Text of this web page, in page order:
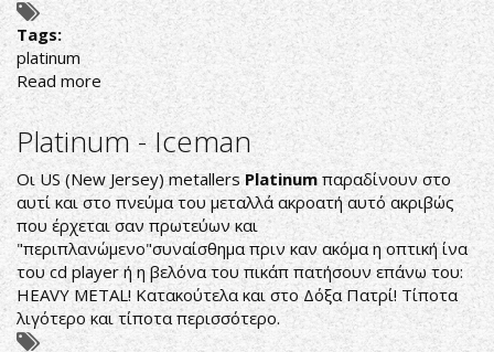
Tags:
platinum
Read more about
Platinum
"Vanitas"
Platinum - Iceman
Οι US (New Jersey) metallersPlatinum παραδίνουν στο
αυτί και στο πνεύμα του μεταλλά ακροατή αυτό ακριβώς
που έρχεται σαν πρωτεύων και
"περιπλανώμενο"συναίσθημα πριν καν ακόμα η οπτική ίνα
του cd player ή η βελόνα του πικάπ πατήσουν επάνω του:
HEAVY METAL! Κατακούτελα και στο Δόξα Πατρί! Τίποτα
λιγότερο και τίποτα περισσότερο.